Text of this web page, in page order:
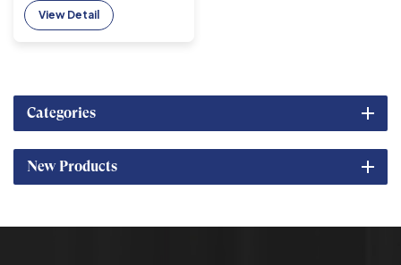
carrera montaje de
proyector motorizado
View Detail
Categories
New Products